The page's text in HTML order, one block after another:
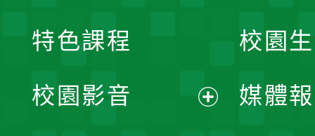
校園
媒體
特色課程
校園影音